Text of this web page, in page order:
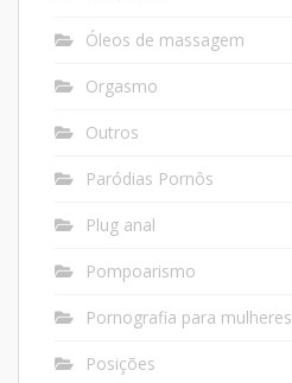
Óleos de massagem
Orgasmo
Outros
Paródias Pornôs
Plug anal
Pompoarismo
Pornografia para mulheres
Posições